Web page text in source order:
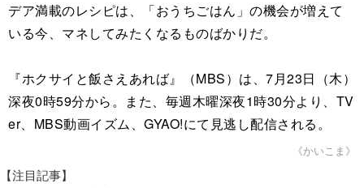
デア満載のレシピは、「おうちごはん」の機会が増えて
いる今、マネしてみたくなるものばかりだ。
『ホクサイと飯さえあれば』（MBS）は、7月23日（木）
深夜0時59分から。また、毎週木曜深夜1時30分より、TV
er、MBS動画イズム、GYAO!にて見逃し配信される。
《かいこま》
【注目記事】